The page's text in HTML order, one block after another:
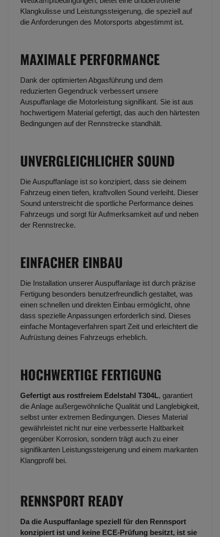
Klangkulisse und Leistungssteigerung, die speziell auf
die Anforderungen des Motorsports abgestimmt ist.
MAXIMALE PERFORMANCE
Dank der optimierten Abgasführung und dem
reduzierten Gegendruck verbessert unsere
Auspuffanlage die Motorleistung signifikant. Sie ist aus
hochwertigem Material gefertigt, das auch den härtesten
Bedingungen auf der Rennstrecke standhält.
UNVERGLEICHLICHER SOUND
Die Auspuffanlage ist so konzipiert, dass sie deinem
Fahrzeug einen tiefen, kraftvollen Sound verleiht. Dieser
Sound unterstreicht die sportliche Performance deines
Fahrzeugs und sorgt für Aufmerksamkeit auf und neben
der Rennstrecke.
EINFACHER EINBAU
Die Installation unserer Auspuffanlage ist durch präzise
Fertigung besonders benutzerfreundlich gestaltet, was
einen schnellen und direkten Einbau ermöglicht, ohne
dass spezielle Anpassungen erforderlich sind. Dieses
einfache Montageverfahren spart Zeit und erleichtert die
Aufrüstung deines Fahrzeugs erheblich.
HOCHWERTIGE FERTIGUNG
Gefertigt aus rostfreiem Edelstahl T304L, garantiert
die Anlage außergewöhnliche Qualität und Langlebigkeit,
selbst unter extremen Bedingungen. Dieses Material
gewährleistet nicht nur eine verbesserte Haltbarkeit
gegenüber Korrosion, sondern trägt auch zu einer
signifikanten Leistungssteigerung und einem markanten
Klangprofil bei.
RENNSPORT READY
Da die Auspuffanlage speziell für den Rennsport
konzipiert ist und keine ECE-Prüfung besitzt, ist sie